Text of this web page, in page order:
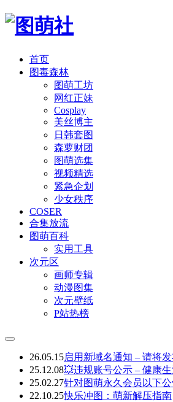
首页
图毒森林
图萌工坊
网红正妹
Cosplay
美丝博主
日韩套图
森萝财团
图萌选集
视频精选
紧急企划
少女秩序
COSER
合集放流
图萌百科
实用工具
次元区
画师专辑
动漫图集
次元壁纸
P站热榜
26.05.15启用新域名通知 – 请将
25.12.08💥违规账号公示 – 健康
25.02.27针对图萌永久会员以下
22.10.25快乐冲图：萌新解压指南